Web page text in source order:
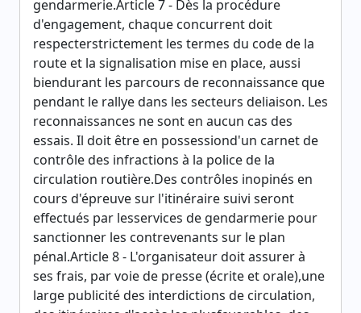
gendarmerie.Article 7 - Dès la procédure
d'engagement, chaque concurrent doit
respecterstrictement les termes du code de la
route et la signalisation mise en place, aussi
biendurant les parcours de reconnaissance que
pendant le rallye dans les secteurs deliaison. Les
reconnaissances ne sont en aucun cas des
essais. Il doit être en possessiond'un carnet de
contrôle des infractions à la police de la
circulation routière.Des contrôles inopinés en
cours d'épreuve sur l'itinéraire suivi seront
effectués par lesservices de gendarmerie pour
sanctionner les contrevenants sur le plan
pénal.Article 8 - L'organisateur doit assurer à
ses frais, par voie de presse (écrite et orale),une
large publicité des interdictions de circulation,